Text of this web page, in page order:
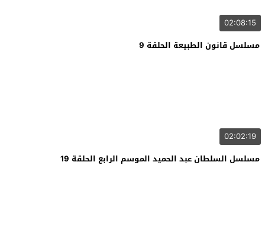
02:08:15
مسلسل قانون الطبيعة الحلقة 9
02:02:19
مسلسل السلطان عبد الحميد الموسم الرابع الحلقة 19